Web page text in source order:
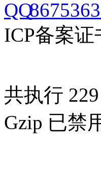
ICP备案证
共执行
Gzip 已禁